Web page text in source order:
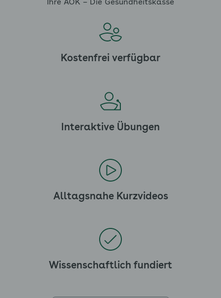
Ihre AOK – Die Gesundheitskasse
Kostenfrei verfügbar
Interaktive Übungen
Alltagsnahe Kurzvideos
Wissenschaftlich fundiert